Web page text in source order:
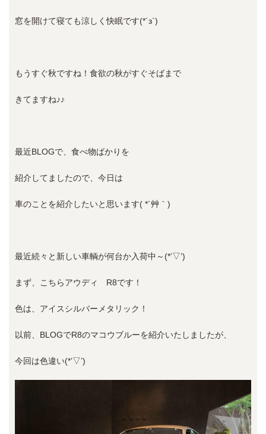
窓を開けて寝ても涼しく快眠です(*´з`)
もうすぐ秋ですね！食欲の秋がすぐそばまで
きてますね♪♪
最近BLOGで、食べ物ばかりを
紹介してましたので、今日は
車のことを紹介したいと思います( *´艸｀)
最近続々と新しい車輌が何台か入荷中～(*’▽’)
まず、こちらアウディ R8です！
色は、アイスシルバーメタリック！
以前、BLOGでR8のマコウブルーを紹介いたしましたが、
今回は色違い(*’▽’)